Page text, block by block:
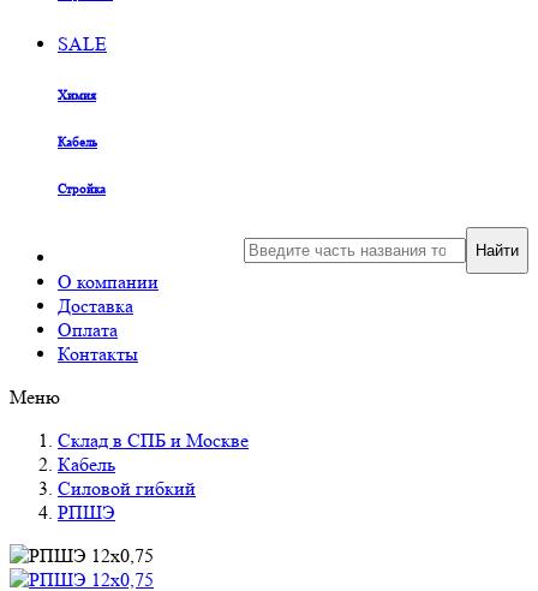
SALE
Химия
Кабель
Стройка
О компании
Доставка
Оплата
Контакты
Найти
Меню
Склад в СПБ и Москве
Кабель
Силовой гибкий
РПШЭ